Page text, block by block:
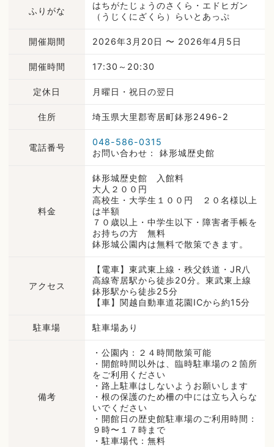
ふりがな
はちがたじょうのさくら・エドヒガン
（うじくにざくら）らいとあっぷ
開催期間 2026年3月20日 〜 2026年4月5日
開催時間 17:30～20:30
定休日 月曜日・祝日の翌日
住所 埼玉県大里郡寄居町鉢形2496-2
電話番号
048-586-0315
お問い合わせ： 鉢形城歴史館
料金
鉢形城歴史館 入館料
大人２００円
高校生・大学生１００円 ２０名様以上
は半額
７０歳以上・中学生以下・障害者手帳を
お持ちの方 無料
鉢形城公園内は無料で散策できます。
アクセス
【電車】東武東上線・秩父鉄道・JR八
高線寄居駅から徒歩20分。東武東上線
鉢形駅から徒歩25分
【車】関越自動車道花園ICから約15分
駐車場 駐車場あり
備考
・公園内：２４時間散策可能
・開館時間以外は、臨時駐車場の２箇所
をご利用ください
・路上駐車はしないようお願いします
・根の保護のため柵の中には立ち入らな
いでください
・開館日の歴史館駐車場のご利用時間：
９時〜１７時まで
・駐車場代：無料